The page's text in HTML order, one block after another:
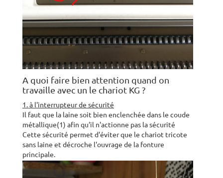
A quoi faire bien attention quand on
travaille avec un le chariot KG ?
1. à l'interrupteur de sécurité
Il faut que la laine soit bien enclenchée dans le coude
métallique(1) afin qu'il n'actionne pas la sécurité
Cette sécurité permet d'éviter que le chariot tricote
sans laine et décroche l'ouvrage de la fonture
principale.